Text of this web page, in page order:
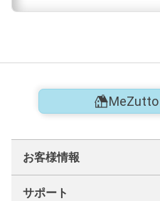
MeZutto
お客様情報
サポート